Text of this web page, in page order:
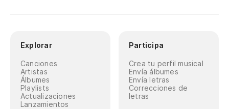
Explorar
Canciones
Artistas
Álbumes
Playlists
Actualizaciones
Lanzamientos
Participa
Crea tu perfil musical
Envía álbumes
Envía letras
Correcciones de
letras